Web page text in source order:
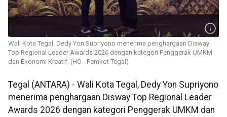
Wali Kota Tegal, Dedy Yon Supriyono menerima penghargaan Disway
Top Regional Leader Awards 2026 dengan kategori Penggerak UMKM
dan Ekonomi Kreatif. (HO - Pemkot Tegal)
Tegal (ANTARA) - Wali Kota Tegal, Dedy Yon Supriyono
menerima penghargaan Disway Top Regional Leader
Awards 2026 dengan kategori Penggerak UMKM dan